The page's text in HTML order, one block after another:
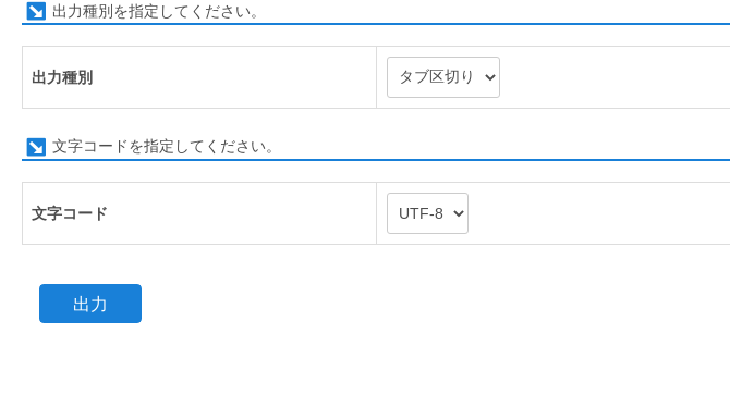
出力種別を指定してください。
出力種別
文字コードを指定してください。
文字コード